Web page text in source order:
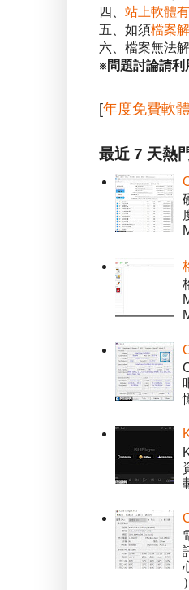
四、 站上軟體
五、如須檔案
六、檔案無法
※問題討論請利
[年度免費軟
最近 7 天熱